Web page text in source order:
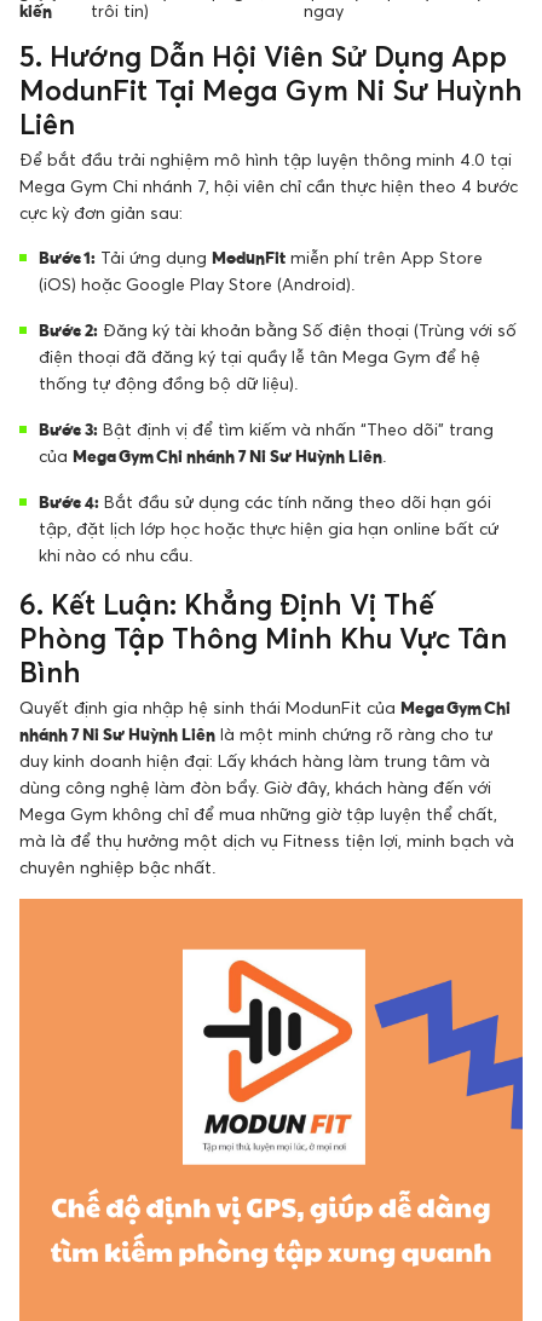
kiến
trôi tin)
ngay
5. Hướng Dẫn Hội Viên Sử Dụng App
ModunFit Tại Mega Gym Ni Sư Huỳnh
Liên
Để bắt đầu trải nghiệm mô hình tập luyện thông minh 4.0 tại
Mega Gym Chi nhánh 7, hội viên chỉ cần thực hiện theo 4 bước
cực kỳ đơn giản sau:
Bước 1: Tải ứng dụng ModunFit miễn phí trên App Store
(iOS) hoặc Google Play Store (Android).
Bước 2: Đăng ký tài khoản bằng Số điện thoại (Trùng với số
điện thoại đã đăng ký tại quầy lễ tân Mega Gym để hệ
thống tự động đồng bộ dữ liệu).
Bước 3: Bật định vị để tìm kiếm và nhấn “Theo dõi” trang
của Mega Gym Chi nhánh 7 Ni Sư Huỳnh Liên
Bước 4: Bắt đầu sử dụng các tính năng theo dõi hạn gói
tập, đặt lịch lớp học hoặc thực hiện gia hạn online bất cứ
khi nào có nhu cầu.
6. Kết Luận: Khẳng Định Vị Thế
Phòng Tập Thông Minh Khu Vực Tân
Bình
Quyết định gia nhập hệ sinh thái ModunFit của Mega Gym Chi
nhánh 7 Ni Sư Huỳnh Liên là một minh chứng rõ ràng cho tư
duy kinh doanh hiện đại: Lấy khách hàng làm trung tâm và
dùng công nghệ làm đòn bẩy. Giờ đây, khách hàng đến với
Mega Gym không chỉ để mua những giờ tập luyện thể chất,
mà là để thụ hưởng một dịch vụ Fitness tiện lợi, minh bạch và
chuyên nghiệp bậc nhất.